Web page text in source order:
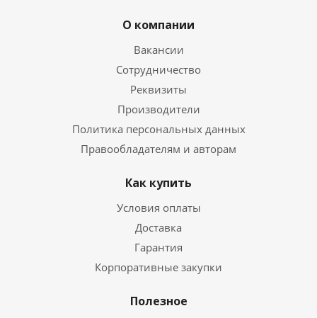
О компании
Вакансии
Сотрудничество
Реквизиты
Производители
Политика персональных данных
Правообладателям и авторам
Как купить
Условия оплаты
Доставка
Гарантия
Корпоративные закупки
Полезное